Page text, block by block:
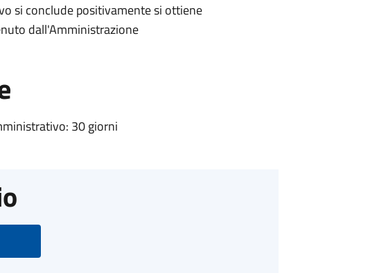
si conclude positivamente si ottiene
dall'Amministrazione
30 giorni